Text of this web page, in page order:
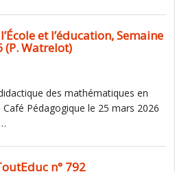
et l’éducation, Semaine
(P. Watrelot)
des mathématiques en
Pédagogique le 25 mars 2026
n° 792